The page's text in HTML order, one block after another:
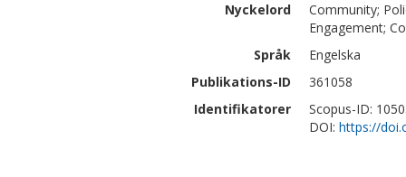
Nyckelord
Community;
Engagement;
Språk
Engelska
Publikations-ID
361058
Identifikatorer
Scopus-ID:
DOI: https://